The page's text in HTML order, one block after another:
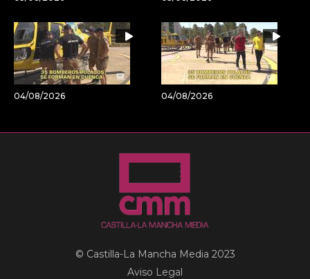
04/08/2026 04/08/2026
© Castilla-La Mancha Media 2023
Aviso Legal